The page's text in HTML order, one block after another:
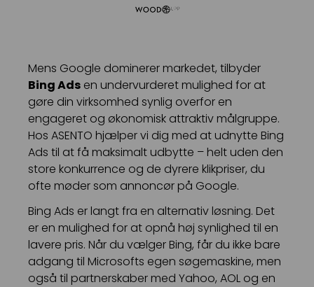
Server-Side Tracking
Mens Google dominerer markedet, tilbyder
Bing Ads en undervurderet mulighed for at
gøre din virksomhed synlig overfor en
engageret og økonomisk attraktiv målgruppe.
Hos ASENTO hjælper vi dig med at udnytte Bing
Ads til at få maksimalt udbytte – helt uden den
store konkurrence og de dyrere klikpriser, du
ofte møder som annoncør på Google.
Bing Ads er langt fra en alternativ løsning. Det
er en mulighed for at opnå høj synlighed til en
lavere pris. Når du vælger Bing, får du ikke bare
adgang til Microsofts egen søgemaskine, men
også til partnerskaber med Yahoo, AOL og en